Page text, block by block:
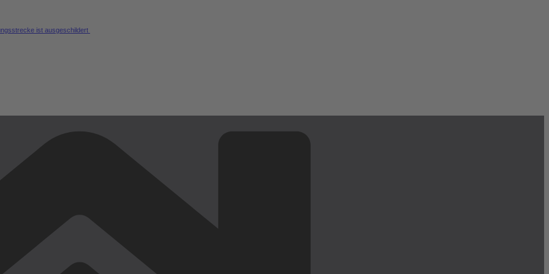
ist ausgeschildert